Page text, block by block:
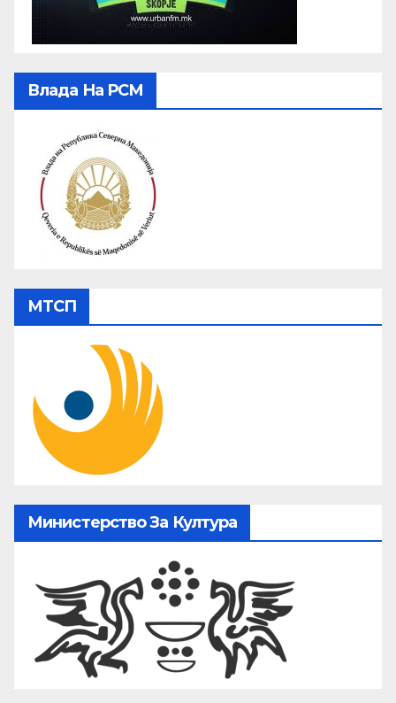
Влада На РСМ
МТСП
Министерство За Култура